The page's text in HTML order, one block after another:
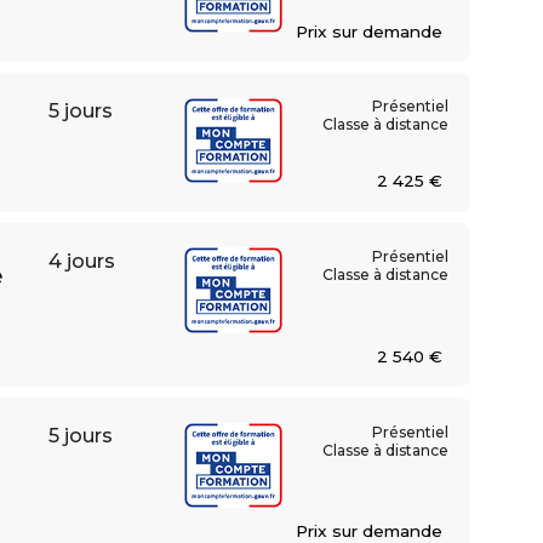
Prix sur demande
2 425 €
5 jours
Présentiel
Classe à distance
2 540 €
4 jours
Présentiel
Classe à distance
Prix sur demande
5 jours
Présentiel
Classe à distance